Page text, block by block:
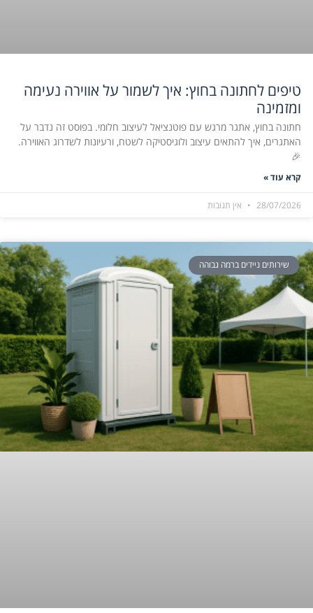
טיפים לחתונה בחוץ: איך לשמור על אווירה נעימה
ומזמינה
חתונה בחוץ, אתגר מרגש עם פוטנציאל לעיצוב חלומי. בפוסט זה נדבר על
האתגרים, איך להתאים עיצוב ולוגיסטיקה לשטח, ורעיונות לשדרוג האווירה.
🎉
קרא עוד »
28/07/2026 אין תגובות
שירותים ניידים ברמה גבוהה